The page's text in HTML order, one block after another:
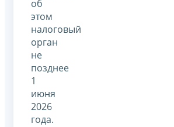
об
этом
налоговый
орган
не
позднее
1
июня
2026
года.